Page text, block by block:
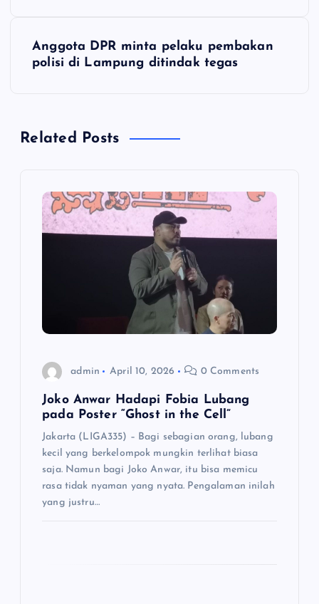
a
Anggota DPR minta pelaku pembakan
polisi di Lampung ditindak tegas
Related Posts
admin April 10, 2026 0 Comments
Joko Anwar Hadapi Fobia Lubang
pada Poster “Ghost in the Cell”
Jakarta (LIGA335) – Bagi sebagian orang, lubang
kecil yang berkelompok mungkin terlihat biasa
saja. Namun bagi Joko Anwar, itu bisa memicu
rasa tidak nyaman yang nyata. Pengalaman inilah
yang justru…